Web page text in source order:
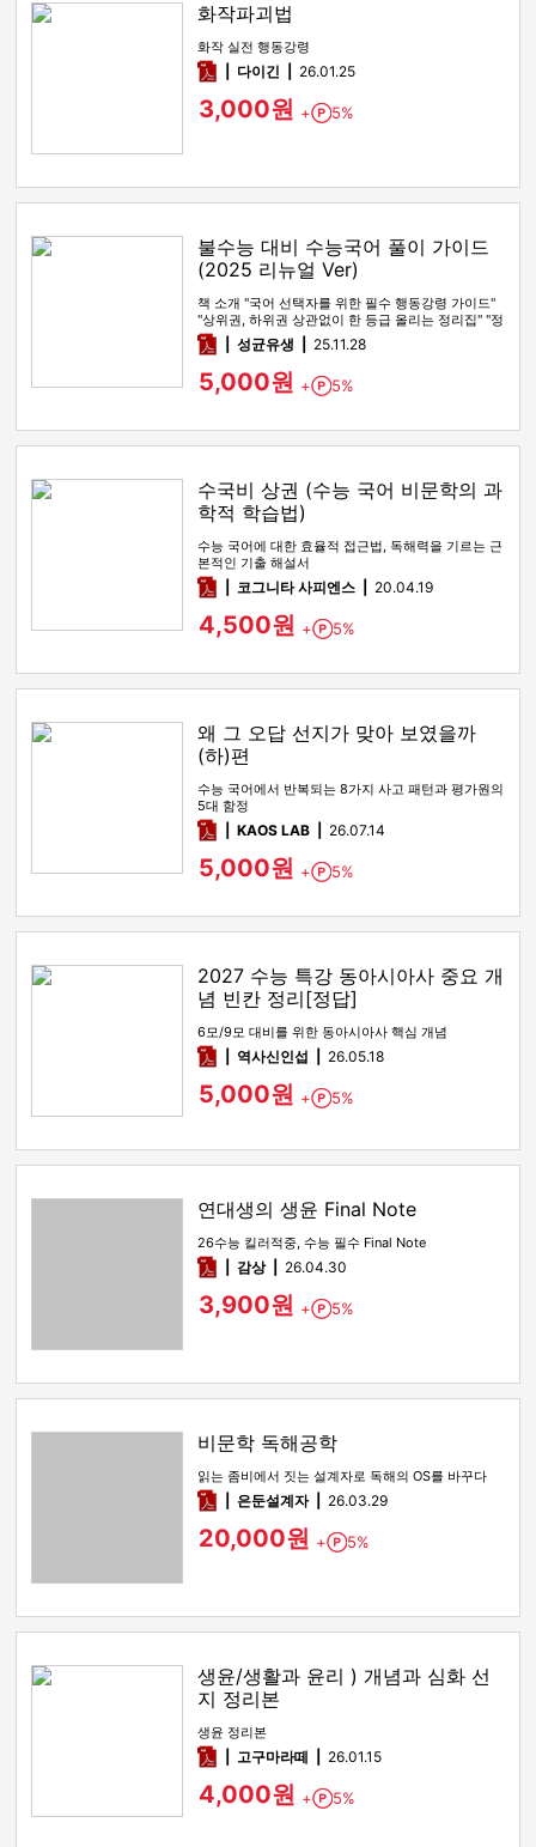
화작파괴법
화작 실전 행동강령
pdf다이긴 26.01.25
3,000원 + Point
5%
불수능 대비 수능국어 풀이 가이드
(2025 리뉴얼 Ver)
책 소개 "국어 선택자를 위한 필수 행동강령 가이드"
"상위권, 하위권 상관없이 한 등급 올리는 정리집" "정
시파이터 적극 …
pdf성균유생 25.11.28
5,000원 + Point
5%
수국비 상권 (수능 국어 비문학의 과
학적 학습법)
수능 국어에 대한 효율적 접근법, 독해력을 기르는 근
본적인 기출 해설서
pdf코그니타 사피엔스 20.04.19
4,500원 + Point
5%
왜 그 오답 선지가 맞아 보였을까
(하)편
수능 국어에서 반복되는 8가지 사고 패턴과 평가원의
5대 함정
pdfKAOS LAB 26.07.14
5,000원 + Point
5%
2027 수능 특강 동아시아사 중요 개
념 빈칸 정리[정답]
6모/9모 대비를 위한 동아시아사 핵심 개념
pdf역사신인섭 26.05.18
5,000원 + Point
5%
연대생의 생윤 Final Note
26수능 킬러적중, 수능 필수 Final Note
pdf감상​ 26.04.30
3,900원 + Point
5%
비문학 독해공학
읽는 좀비에서 짓는 설계자로 독해의 OS를 바꾸다
pdf은둔설계자 26.03.29
20,000원 + Point
5%
생윤/생활과 윤리 ) 개념과 심화 선
지 정리본
생윤 정리본
pdf고구마라떼 26.01.15
4,000원 + Point
5%